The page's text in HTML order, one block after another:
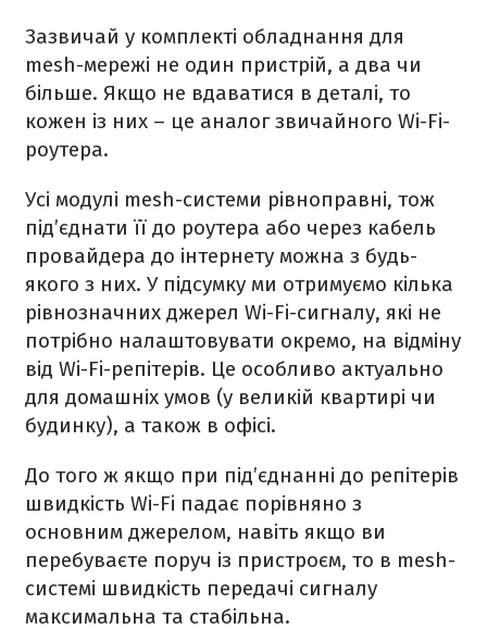
Зазвичай у комплекті обладнання для
mesh-мережі не один пристрій, а два чи
більше. Якщо не вдаватися в деталі, то
кожен із них – це аналог звичайного Wi-Fi-
роутера.
Усі модулі mesh-системи рівноправні, тож
під’єднати її до роутера або через кабель
провайдера до інтернету можна з будь-
якого з них. У підсумку ми отримуємо кілька
рівнозначних джерел Wi-Fi-сигналу, які не
потрібно налаштовувати окремо, на відміну
від Wi-Fi-репітерів. Це особливо актуально
для домашніх умов (у великій квартирі чи
будинку), а також в офісі.
До того ж якщо при під’єднанні до репітерів
швидкість Wi-Fi падає порівняно з
основним джерелом, навіть якщо ви
перебуваєте поруч із пристроєм, то в mesh-
системі швидкість передачі сигналу
максимальна та стабільна.